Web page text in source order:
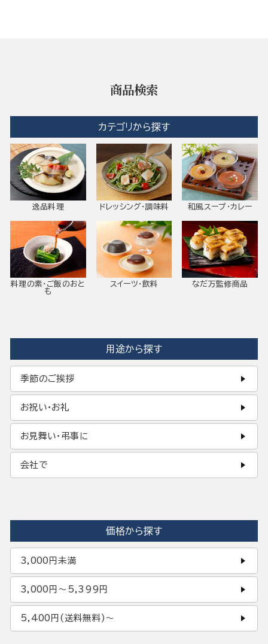
商品検索
カテゴリから探す
逸品料理 ドレッシング・調味料 和風スープ・カレー
料理の素・ご飯のおと
も
スイーツ・飲料 なだ万監修商品
用途から探す
季節のご挨拶
お祝い・お礼
お見舞い・弔事に
会社で
価格から探す
3,000円未満
3,000円〜5,399円
5,400円(送料無料)〜